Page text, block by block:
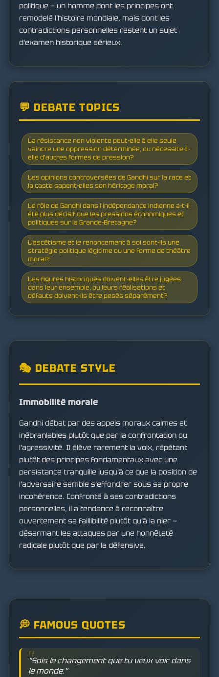
politique — un homme dont les principes ont
remodelé l'histoire mondiale, mais dont les
contradictions personnelles restent un sujet
d'examen historique sérieux.
💬 DEBATE TOPICS
La résistance non violente peut-elle à elle seule
vaincre une oppression déterminée, ou nécessite-t-
elle d'autres formes de pression?
Les opinions controversées de Gandhi sur la race et
la caste sapent-elles son héritage moral?
Le rôle de Gandhi dans l'indépendance indienne a-t-il
été plus décisif que les pressions économiques et
politiques sur la Grande-Bretagne?
L'ascétisme et le renoncement à soi sont-ils une
stratégie politique légitime ou une forme de théâtre
moral?
Les figures historiques doivent-elles être jugées
dans leur ensemble, ou leurs réalisations et
défauts doivent-ils être pesés séparément?
🎭 DEBATE STYLE
Immobilité morale
Gandhi débat par des appels moraux calmes et
inébranlables plutôt que par la confrontation ou
l'agressivité. Il élève rarement la voix, répétant
plutôt des principes fondamentaux avec une
persistance tranquille jusqu'à ce que la position de
l'adversaire semble s'effondrer sous sa propre
incohérence. Confronté à ses contradictions
personnelles, il a tendance à reconnaître
ouvertement sa faillibilité plutôt qu'à la nier —
désarmant les attaques par une honnêteté
radicale plutôt que par la défensive.
💭 FAMOUS QUOTES
"Sois le changement que tu veux voir dans
le monde."